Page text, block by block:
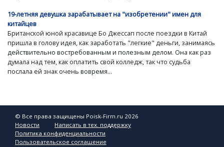
19-летняя девушка зарабатывает на "изобретении" имен для
китайцев
Британской юной красавице Бо Джессап после поездки в Китай
пришла в голову идея, как заработать "легкие" деньги, занимаясь
действительно востребованным и полезным делом. Она как раз
думала над тем, как оплатить свой колледж, так что судьба
послала ей знак очень вовремя...
© Все права защищены Poisk-Firm.ru 2026
Новости
Написать в тех. поддержку
Политика конфиденциальности
Пользовательское соглашение